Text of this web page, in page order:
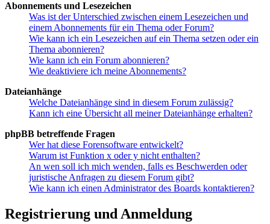
Abonnements und Lesezeichen
Was ist der Unterschied zwischen einem Lesezeichen und
einem Abonnements für ein Thema oder Forum?
Wie kann ich ein Lesezeichen auf ein Thema setzen oder ein
Thema abonnieren?
Wie kann ich ein Forum abonnieren?
Wie deaktiviere ich meine Abonnements?
Dateianhänge
Welche Dateianhänge sind in diesem Forum zulässig?
Kann ich eine Übersicht all meiner Dateianhänge erhalten?
phpBB betreffende Fragen
Wer hat diese Forensoftware entwickelt?
Warum ist Funktion x oder y nicht enthalten?
An wen soll ich mich wenden, falls es Beschwerden oder
juristische Anfragen zu diesem Forum gibt?
Wie kann ich einen Administrator des Boards kontaktieren?
Registrierung und Anmeldung